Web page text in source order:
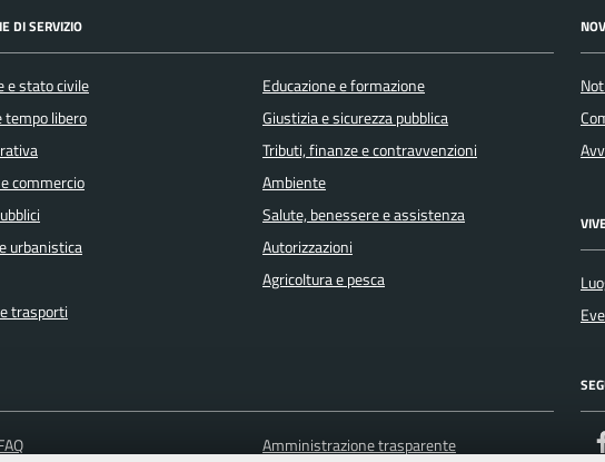
DI SERVIZIO
e stato civile
tempo libero
commercio
urbanistica
trasporti
Educazione e formazione
Giustizia e sicurezza pubblica
Tributi, finanze e contravvenzioni
Ambiente
Salute, benessere e assistenza
Autorizzazioni
Agricoltura e pesca
Amministrazione trasparente